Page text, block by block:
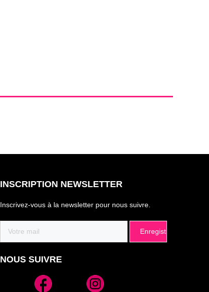
INSCRIPTION NEWSLETTER
Inscrivez-vous à la newsletter pour nous suivre.
Alternative:
NOUS SUIVRE